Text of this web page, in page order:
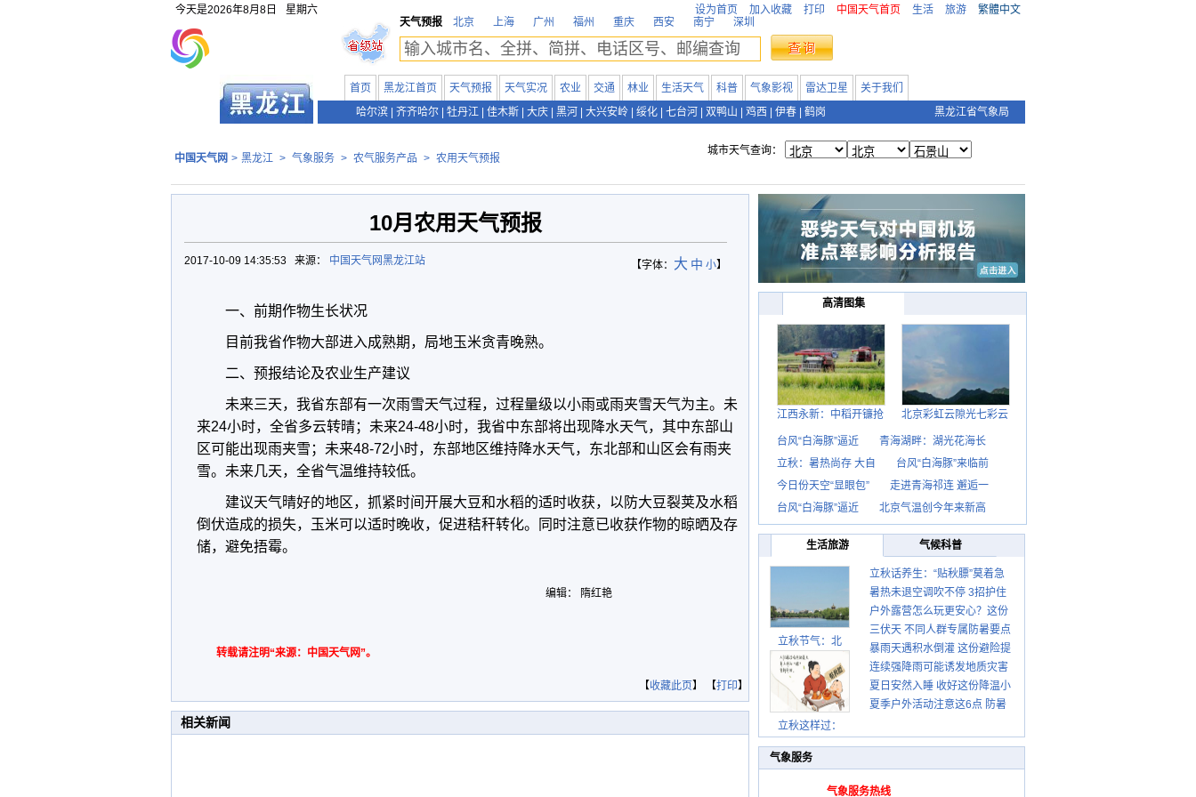
今天是2026年8月8日 星期六 设为首页 加入收藏 打印 中国天气首页 生活 旅游
繁體中文
天气预报
北京 上海 广州 福州 重庆 西安 南宁 深圳
首页 黑龙江首页 天气预报 天气实况 农业 交通 林业 生活天气 科普 气象影视 雷达卫星
关于我们
哈尔滨
齐齐哈尔 牡丹江 佳木斯 大庆 黑河 大兴安岭 绥化 七台河 双鸭山 鸡西 伊春 鹤岗 黑龙江省气象局
中国天气网 > 黑龙江 > 气象服务 > 农气服务产品 > 农用天气预报
城市天气查询：
10月农用天气预报
【字体： 大 中 小】
2017-10-09 14:35:53 来源： 中国天气网黑龙江站
一、前期作物生长状况
目前我省作物大部进入成熟期，局地玉米贪青晚熟。
二、预报结论及农业生产建议
未来三天，我省东部有一次雨雪天气过程，过程量级以小雨或雨夹雪天气为主。未
来24小时，全省多云转晴；未来24-48小时，我省中东部将出现降水天气，其中东部山
区可能出现雨夹雪；未来48-72小时，东部地区维持降水天气，东北部和山区会有雨夹
雪。未来几天，全省气温维持较低。
建议天气晴好的地区，抓紧时间开展大豆和水稻的适时收获，以防大豆裂荚及水稻
倒伏造成的损失，玉米可以适时晚收，促进秸秆转化。同时注意已收获作物的晾晒及存
储，避免捂霉。
编辑： 隋红艳
转载请注明“来源：中国天气网”。
【收藏此页】 【打印】
相关新闻
高清图集
江西永新：中稻开镰抢 北京彩虹云隙光七彩云
台风“白海豚”逼近
青海湖畔：湖光花海长
立秋：暑热尚存 大自
台风“白海豚”来临前
今日份天空“显眼包”
走进青海祁连 邂逅一
台风“白海豚”逼近
北京气温创今年来新高
生活旅游 气候科普
立秋节气：北
立秋这样过：
立秋话养生：“贴秋膘”莫着急
先清暑再防燥
暑热未退空调吹不停 3招护住
肩颈不酸痛
户外露营怎么玩更安心？这份
攻略请收好
三伏天 不同人群专属防暑要点
请收好
暴雨天遇积水倒灌 这份避险提
示请收好
连续强降雨可能诱发地质灾害
这些前兆要知道
夏日安然入睡 收好这份降温小
贴士
夏季户外活动注意这6点 防暑
气象服务
气象服务热线